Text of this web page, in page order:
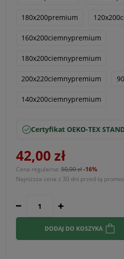
180x200premium
160x200ciemnypremium
180x200ciemnypremium
200x220ciemnypremium
140x200ciemnypremium
Certyfikat OEKO-TEX
42,00 zł
Cena regularna: 50,00 zł-16%
Najniższa cena z 30 dni przed tą
DODAJ DO KOSZYKA